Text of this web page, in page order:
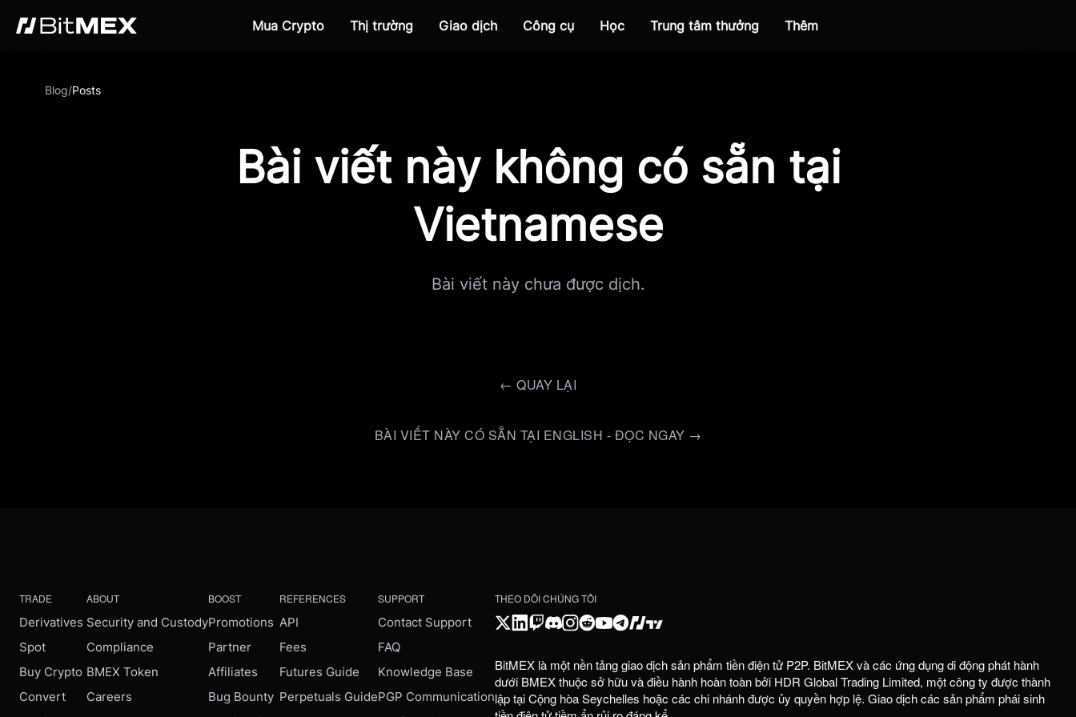
Mua Crypto Thị trường Giao dịch Công cụ Học Trung tâm thưởng Thêm
Blog/Posts
Bài viết này không có sẵn tại
Vietnamese
Bài viết này chưa được dịch.
← QUAY LẠI
BÀI VIẾT NÀY CÓ SẴN TẠI ENGLISH - ĐỌC NGAY →
TRADE
Derivatives
Spot
Buy Crypto
Convert
ABOUT
Security and Custody
Compliance
BMEX Token
Careers
BOOST
Promotions
Partner
Affiliates
Bug Bounty
REFERENCES
API
Fees
Futures Guide
Perpetuals Guide
SUPPORT
Contact Support
FAQ
Knowledge Base
PGP Communication
THEO DÕI CHÚNG TÔI
BitMEX là một nền tảng giao dịch sản phẩm tiền điện tử P2P. BitMEX và các ứng dụng di động phát hành
dưới BMEX thuộc sở hữu và điều hành hoàn toàn bởi HDR Global Trading Limited, một công ty được thành
lập tại Cộng hòa Seychelles hoặc các chi nhánh được ủy quyền hợp lệ. Giao dịch các sản phẩm phái sinh